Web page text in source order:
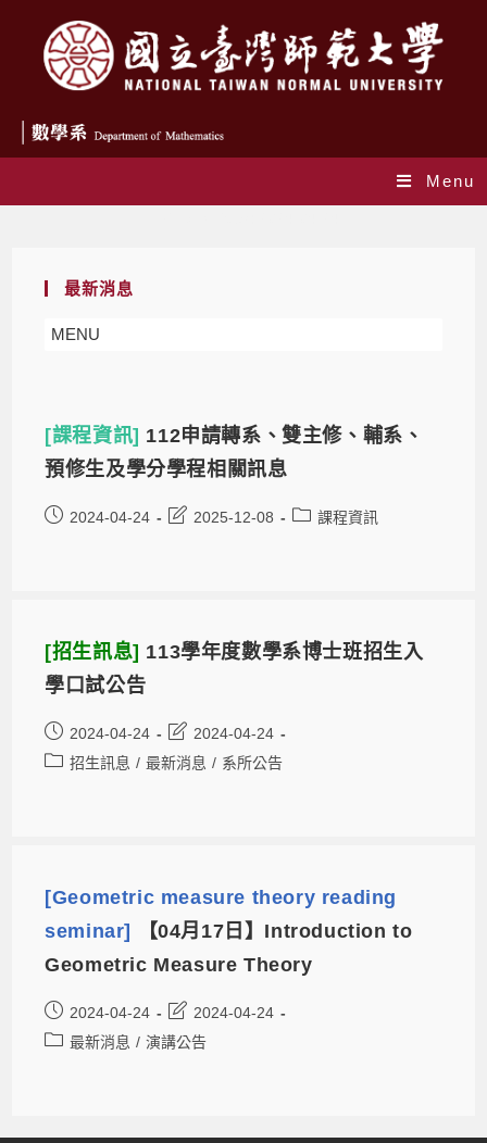
Menu
最新消息
MENU
[課程資訊] 112申請轉系、雙主修、輔系、
預修生及學分學程相關訊息
2024-04-24 2025-12-08 課程資訊
[招生訊息] 113學年度數學系博士班招生入
學口試公告
2024-04-24
2024-04-24
招生訊息 / 最新消息 / 系所公告
[Geometric measure theory reading
seminar]
【04月17日】Introduction to
Geometric Measure Theory
2024-04-24
2024-04-24
最新消息 / 演講公告